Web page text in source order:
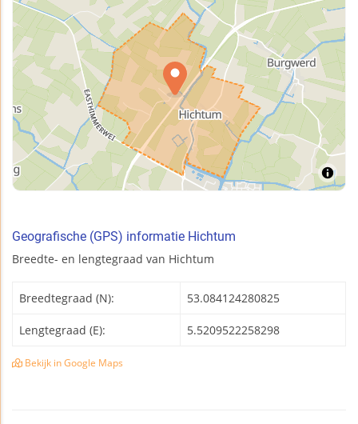
Geografische (GPS) informatie Hichtum
Breedte- en lengtegraad van Hichtum
Breedtegraad (N): 53.084124280825
Lengtegraad (E): 5.5209522258298
Bekijk in Google Maps